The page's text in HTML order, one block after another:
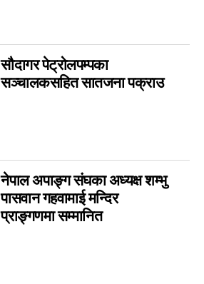
सौदागर पेट्रोलपम्पका
सञ्चालकसहित सातजना पक्राउ
नेपाल अपाङ्ग संघका अध्यक्ष शम्भु
पासवान गहवामाई मन्दिर
प्राङ्गणमा सम्मानित